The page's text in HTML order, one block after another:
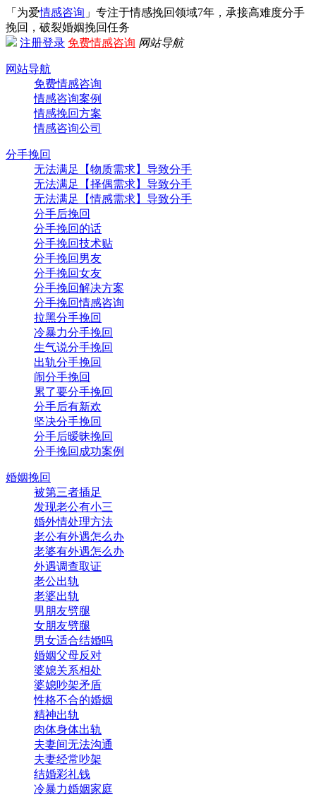
「为爱情感咨询 」专注于情感挽回领域7年，承接高难度分手
挽回，破裂婚姻挽回任务
注册登录 免费情感咨询 网站导航
网站导航
免费情感咨询
情感咨询案例
情感挽回方案
情感咨询公司
分手挽回
无法满足【物质需求】导致分手
无法满足【择偶需求】导致分手
无法满足【情感需求】导致分手
分手后挽回
分手挽回的话
分手挽回技术贴
分手挽回男友
分手挽回女友
分手挽回解决方案
分手挽回情感咨询
拉黑分手挽回
冷暴力分手挽回
生气说分手挽回
出轨分手挽回
闹分手挽回
累了要分手挽回
分手后有新欢
坚决分手挽回
分手后暧昧挽回
分手挽回成功案例
婚姻挽回
被第三者插足
发现老公有小三
婚外情处理方法
老公有外遇怎么办
老婆有外遇怎么办
外遇调查取证
老公出轨
老婆出轨
男朋友劈腿
女朋友劈腿
男女适合结婚吗
婚姻父母反对
婆媳关系相处
婆媳吵架矛盾
性格不合的婚姻
精神出轨
肉体身体出轨
夫妻间无法沟通
夫妻经常吵架
结婚彩礼钱
冷暴力婚姻家庭